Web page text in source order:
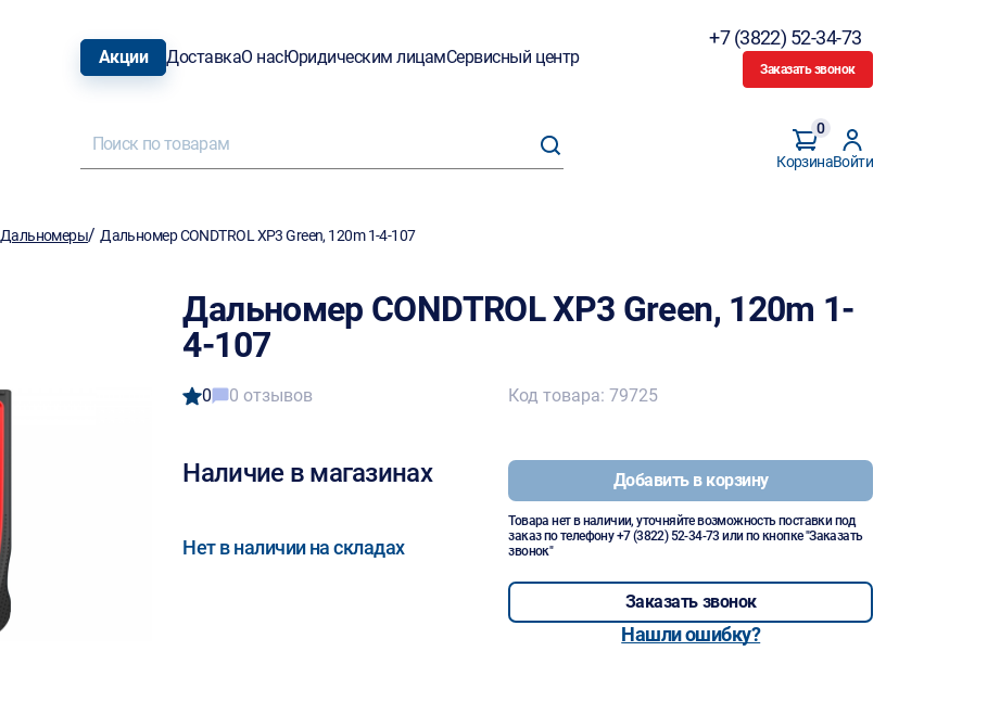
Акции ДоставкаО насЮридическим лицамСервисный центр
+7 (3822) 52-34-73
Заказать звонок
Корзина
0
Войти
Дальномеры/Дальномер CONDTROL XP3 Green, 120m 1-4-107
Дальномер CONDTROL XP3 Green, 120m 1-
4-107
0 0 отзывов
Наличие в магазинах
Нет в наличии на складах
Код товара: 79725
Добавить в корзину
Товара нет в наличии, уточняйте возможность поставки под
заказ по телефону+7 (3822) 52-34-73 или по кнопке "Заказать
звонок"
Заказать звонок
Нашли ошибку?